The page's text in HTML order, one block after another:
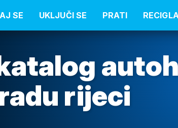
SE UKLJUČI SE PRATI
rijeci